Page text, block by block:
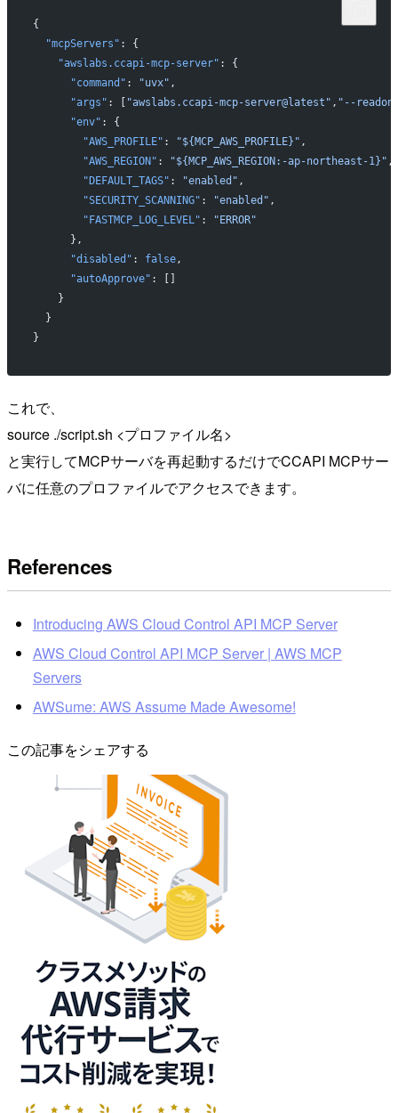
{
  "mcpServers"
: {
    "awslabs.ccapi-mcp-server"
: {
      "command"
: "uvx" ,
      "args"
: [ "awslabs.ccapi-mcp-server@latest" , "--
      "env"
: {
        "AWS_PROFILE"
: "${MCP_AWS_PROFILE}" ,
        "AWS_REGION"
: "${MCP_AWS_REGION:-ap-northeast-1}" ,
        "DEFAULT_TAGS"
: "enabled" ,
        "SECURITY_SCANNING"
: "enabled" ,
        "FASTMCP_LOG_LEVEL"
:
"ERROR"
      },
      "disabled"
: false,
      "autoApprove"
: []
    }
  }
}
これで、
source ./script.sh <プロファイル名>
と実行してMCPサーバを再起動するだけでCCAPI MCPサー
バに任意のプロファイルでアクセスできます。
References
Introducing AWS Cloud Control API MCP Server
AWS Cloud Control API MCP Server | AWS MCP
Servers
AWSume: AWS Assume Made Awesome!
この記事をシェアする